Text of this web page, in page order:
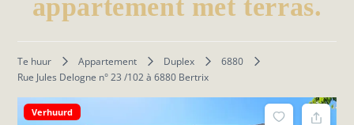
appartement met terras.
Te huur Appartement Duplex
6880
Rue Jules Delogne n° 23 /102 à 6880 Bertrix
Verhuurd